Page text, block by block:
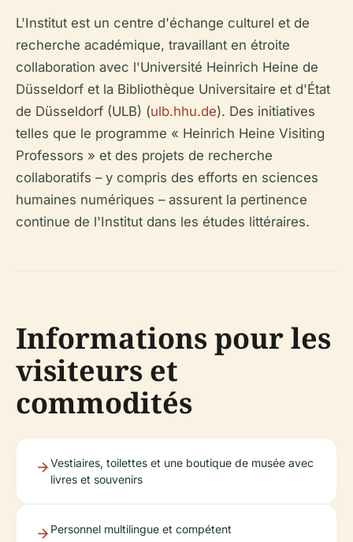
L'Institut est un centre d'échange culturel et de
recherche académique, travaillant en étroite
collaboration avec l'Université Heinrich Heine de
Düsseldorf et la Bibliothèque Universitaire et d'État
de Düsseldorf (ULB) (ulb.hhu.de). Des initiatives
telles que le programme « Heinrich Heine Visiting
Professors » et des projets de recherche
collaboratifs – y compris des efforts en sciences
humaines numériques – assurent la pertinence
continue de l'Institut dans les études littéraires.
Informations pour les
visiteurs et
commodités
Vestiaires, toilettes et une boutique de musée avec
livres et souvenirs
Personnel multilingue et compétent